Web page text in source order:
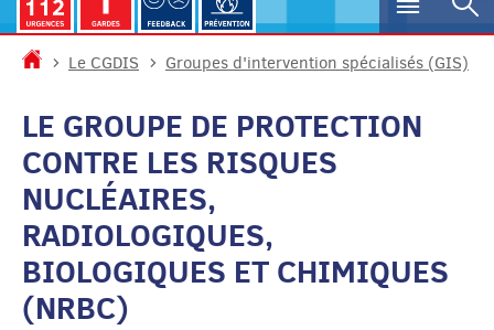
Menu
Accueil
Le CGDIS Groupes d'intervention spécialisés (GIS)
LE GROUPE DE PROTECTION
CONTRE LES RISQUES
NUCLÉAIRES,
RADIOLOGIQUES,
BIOLOGIQUES ET CHIMIQUES
(NRBC)